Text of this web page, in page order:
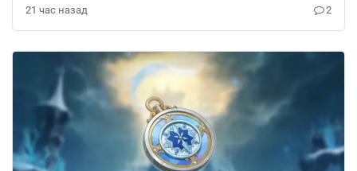
21 час назад 2